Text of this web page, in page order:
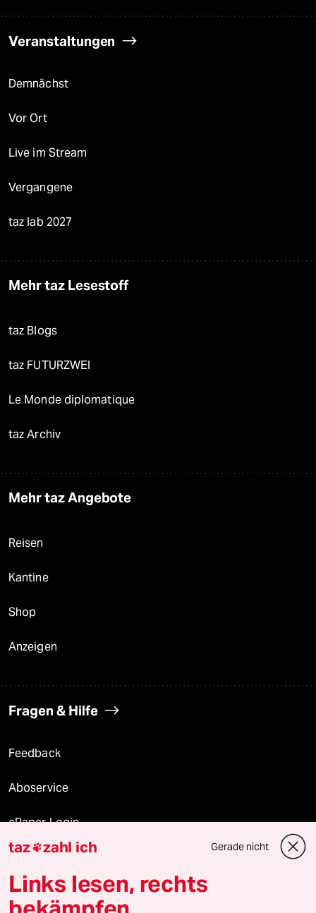
Veranstaltungen
Demnächst
Vor Ort
Live im Stream
Vergangene
taz lab 2027
Mehr taz Lesestoff
taz Blogs
taz FUTURZWEI
Le Monde diplomatique
taz Archiv
Mehr taz Angebote
Reisen
Kantine
Shop
Anzeigen
Fragen & Hilfe
Feedback
Aboservice
ePaper Login
Downloads für Abonnierende
taz zahl ich Gerade nicht
Links lesen, rechts